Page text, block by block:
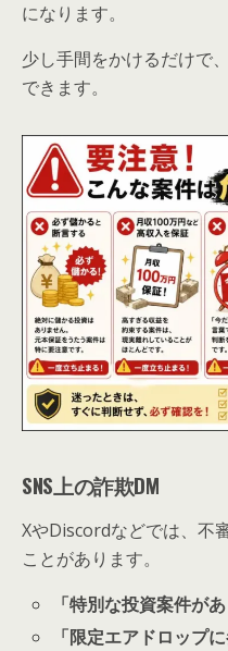
になります。
少し手間をかけるだけで
できます。
SNS上の詐欺DM
XやDiscordなどでは、不
ことがあります。
「特別な投資案件が
「限定エアドロップ